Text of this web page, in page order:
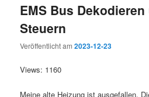
EMS Bus Dekodieren
Steuern
Veröffentlicht am2023-12-23
Views: 1160
Meine alte Heizung ist ausgefallen.